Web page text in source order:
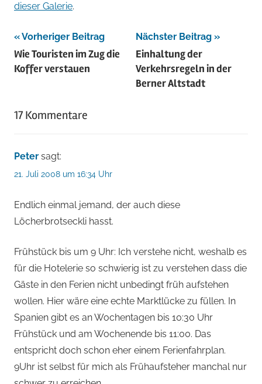
dieser Galerie.
Beitragsnavigation
Vorheriger Beitrag
Wie Touristen im Zug die
Koffer verstauen
Nächster Beitrag
Einhaltung der
Verkehrsregeln in der
Berner Altstadt
17 Kommentare
Peter sagt:
21. Juli 2008 um 16:34 Uhr
Endlich einmal jemand, der auch diese
Löcherbrotseckli hasst.
Frühstück bis um 9 Uhr: Ich verstehe nicht, weshalb es
für die Hotelerie so schwierig ist zu verstehen dass die
Gäste in den Ferien nicht unbedingt früh aufstehen
wollen. Hier wäre eine echte Marktlücke zu füllen. In
Spanien gibt es an Wochentagen bis 10:30 Uhr
Frühstück und am Wochenende bis 11:00. Das
entspricht doch schon eher einem Ferienfahrplan.
9Uhr ist selbst für mich als Frühaufsteher manchal nur